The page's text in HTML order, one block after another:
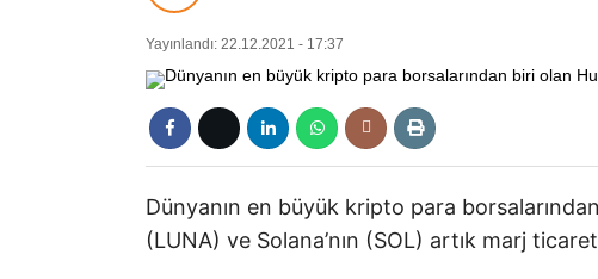
Yayınlandı: 22.12.2021 - 17:37
Dünyanın en büyük kripto para
(LUNA) ve Solana’nın (SOL) artık marj